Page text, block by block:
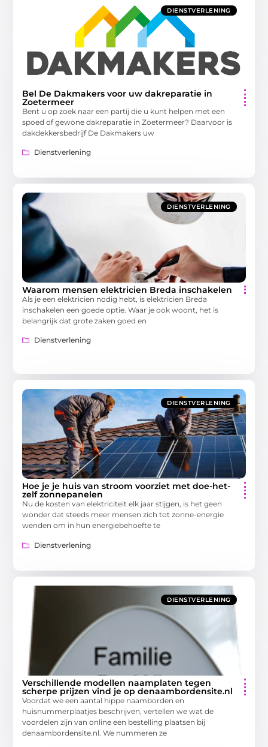
DIENSTVERLENING
Bel De Dakmakers voor uw dakreparatie in
Zoetermeer
Bent u op zoek naar een partij die u kunt helpen met een
spoed of gewone dakreparatie in Zoetermeer? Daarvoor is
dakdekkersbedrijf De Dakmakers uw
Dienstverlening
DIENSTVERLENING
Waarom mensen elektricien Breda inschakelen
Als je een elektricien nodig hebt, is elektricien Breda
inschakelen een goede optie. Waar je ook woont, het is
belangrijk dat grote zaken goed en
Dienstverlening
DIENSTVERLENING
Hoe je je huis van stroom voorziet met doe-het-
zelf zonnepanelen
Nu de kosten van elektriciteit elk jaar stijgen, is het geen
wonder dat steeds meer mensen zich tot zonne-energie
wenden om in hun energiebehoefte te
Dienstverlening
DIENSTVERLENING
Verschillende modellen naamplaten tegen
scherpe prijzen vind je op denaambordensite.nl
Voordat we een aantal hippe naamborden en
huisnummerplaatjes beschrijven, vertellen we wat de
voordelen zijn van online een bestelling plaatsen bij
denaambordensite.nl. We nummeren ze